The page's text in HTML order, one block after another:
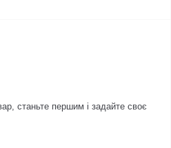
станьте першим і задайте своє